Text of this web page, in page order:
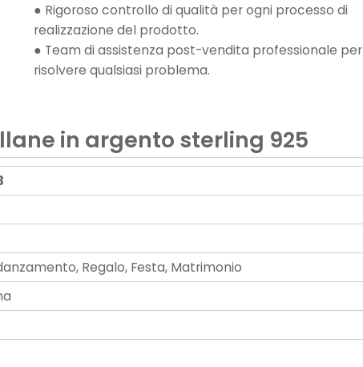
● Rigoroso controllo di qualità per ogni processo di
realizzazione del prodotto.
● Team di assistenza post-vendita professionale per
risolvere qualsiasi problema.
in argento sterling 925
Regalo, Festa, Matrimonio